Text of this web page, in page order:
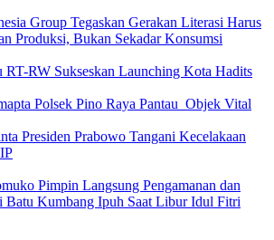
Group Tegaskan Gerakan Literasi Harus
Produksi, Bukan Sekadar Konsumsi
RT-RW Sukseskan Launching Kota Hadits
Polsek Pino Raya Pantau Objek Vital
Presiden Prabowo Tangani Kecelakaan
Pimpin Langsung Pengamanan dan
Batu Kumbang Ipuh Saat Libur Idul Fitri